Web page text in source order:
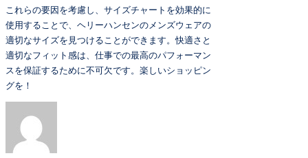
これらの要因を考慮し、サイズチャートを効果的に
使用することで、ヘリーハンセンのメンズウェアの
適切なサイズを見つけることができます。快適さと
適切なフィット感は、仕事での最高のパフォーマン
スを保証するために不可欠です。楽しいショッピン
グを！